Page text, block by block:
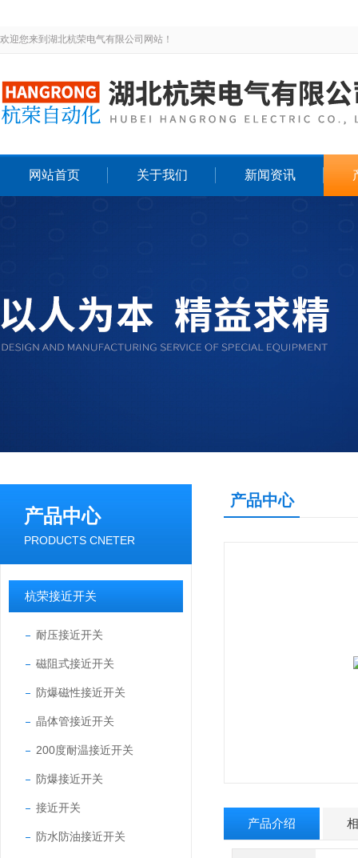
欢迎您来到湖北杭荣电气有限公司网站！
网站首页 关于我们 新闻资讯
产品中心
PRODUCTS CNETER
杭荣接近开关
耐压接近开关
磁阻式接近开关
防爆磁性接近开关
晶体管接近开关
200度耐温接近开关
防爆接近开关
接近开关
防水防油接近开关
产品中心
产品介绍